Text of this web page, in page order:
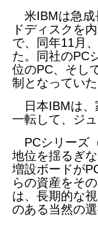
米IBMは急成
ドディスクを
で、同年11月
た。同社のPC
位のPC、そし
制となっていた
日本IBMは、
一転して、ジ
PCシリーズ
地位を揺るぎ
増設ボードが
らの資産をそ
は、長期的な
のある当然の選